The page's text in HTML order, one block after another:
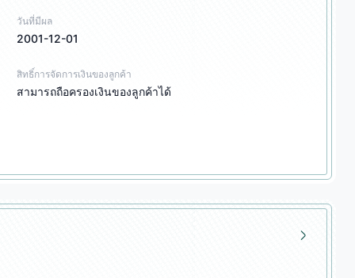
วันที่มีผล
2001-12-01
สิทธิ์การจัดการเงินของลูกค้า
สามารถถือครองเงินของลูกค้าได้